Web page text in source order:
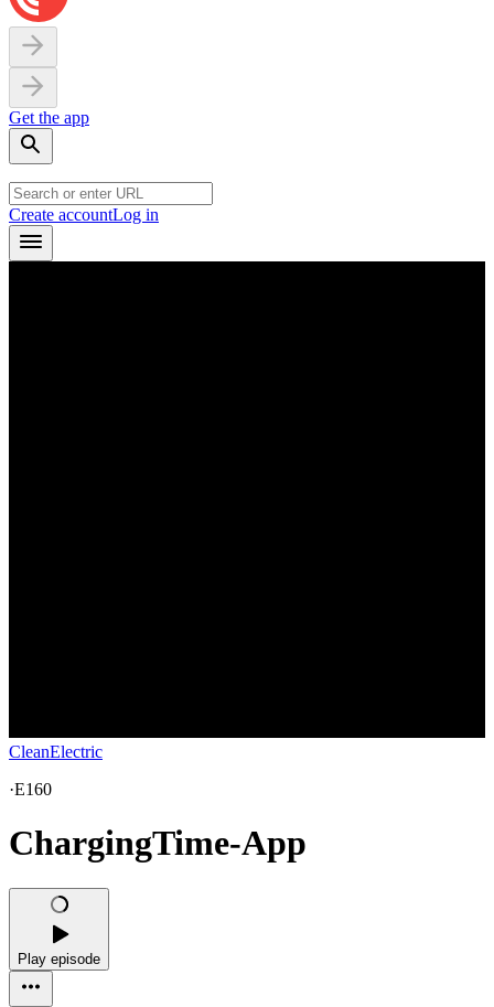
Get the app
Create accountLog in
CleanElectric
·E160
ChargingTime-App
Play episode